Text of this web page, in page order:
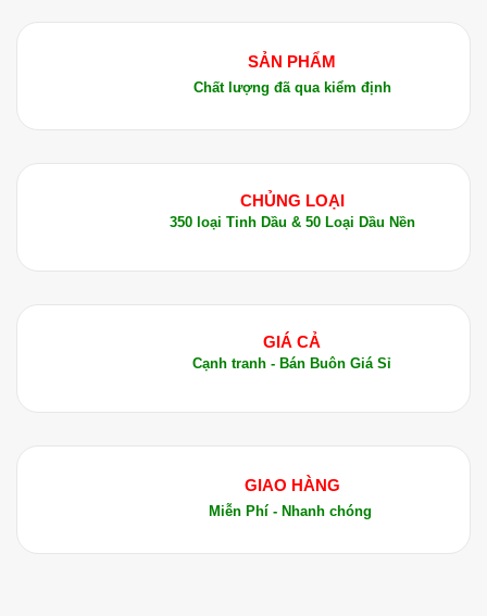
SẢN PHẨM
Chất lượng đã qua kiểm định
CHỦNG LOẠI
350 loại Tinh Dầu & 50 Loại Dầu Nền
GIÁ CẢ
Cạnh tranh - Bán Buôn Giá Sỉ
GIAO HÀNG
Miễn Phí - Nhanh chóng